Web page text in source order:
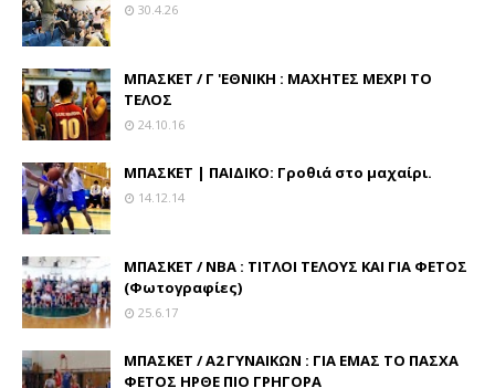
30.4.26
ΜΠΑΣΚΕΤ / Γ 'ΕΘΝΙΚΗ : ΜΑΧΗΤΕΣ ΜΕΧΡΙ ΤΟ
ΤΕΛΟΣ
24.10.16
ΜΠΑΣΚΕΤ | ΠΑΙΔΙΚΟ: Γροθιά στο μαχαίρι.
14.12.14
ΜΠΑΣΚΕΤ / ΝΒΑ : ΤΙΤΛΟΙ ΤΕΛΟΥΣ ΚΑΙ ΓΙΑ ΦΕΤΟΣ
(Φωτογραφίες)
25.6.17
ΜΠΑΣΚΕΤ / Α2 ΓΥΝΑΙΚΩΝ : ΓΙΑ ΕΜΑΣ ΤΟ ΠΑΣΧΑ
ΦΕΤΟΣ ΗΡΘΕ ΠΙΟ ΓΡΗΓΟΡΑ